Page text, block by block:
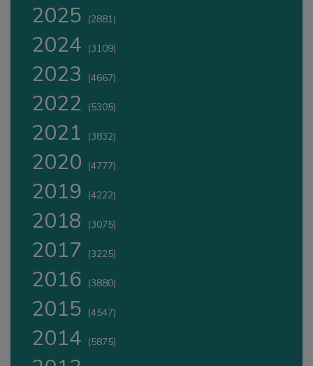
2025 (2881)
2024 (3109)
2023 (4667)
2022 (5305)
2021 (3832)
2020 (4777)
2019 (4222)
2018 (3075)
2017 (3225)
2016 (3880)
2015 (4547)
2014 (5875)